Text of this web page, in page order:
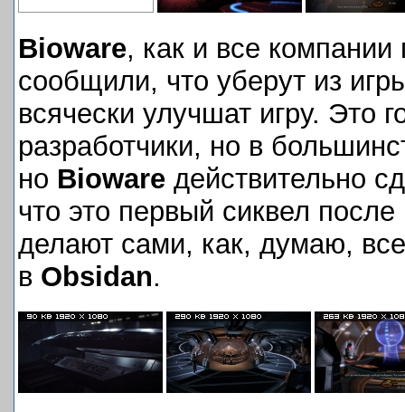
Bioware, как и все
сообщили, что уберут из
всячески улучшат игру. Это
разработчики, но в
но Bioware действительно
что это первый сиквел
делают сами, как, думаю,
в Obsidan.